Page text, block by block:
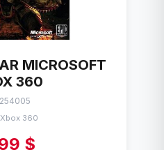
MICROSOFT
360
Xbox 360
$